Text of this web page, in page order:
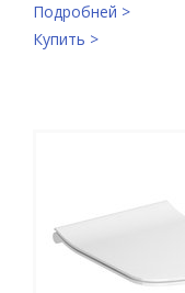
Подробней >
Купить >